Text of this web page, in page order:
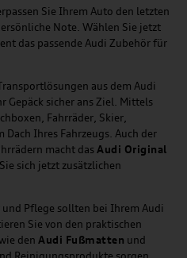
Sie Ihrem Auto den letzten
Note. Wählen Sie jetzt
das passende Audi Zubehör für
aus dem Audi
Gepäck sicher ans Ziel. Mittels
Fahrräder, Skier,
Dach Ihres Fahrzeugs. Auch der
macht das Audi Original
sich jetzt zusätzlichen
Pflege sollten bei Ihrem Audi
Sie von den praktischen
den Audi Fußmatten und
Reinigungsprodukte sorgen